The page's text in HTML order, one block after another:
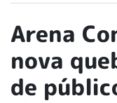
Arena
nova
de